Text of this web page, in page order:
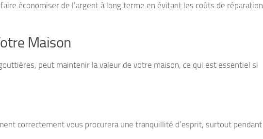
économiser de l’argent à long terme en évitant les coûts de réparation
Maison
peut maintenir la valeur de votre maison, ce qui est essentiel si
correctement vous procurera une tranquillité d’esprit, surtout pendant